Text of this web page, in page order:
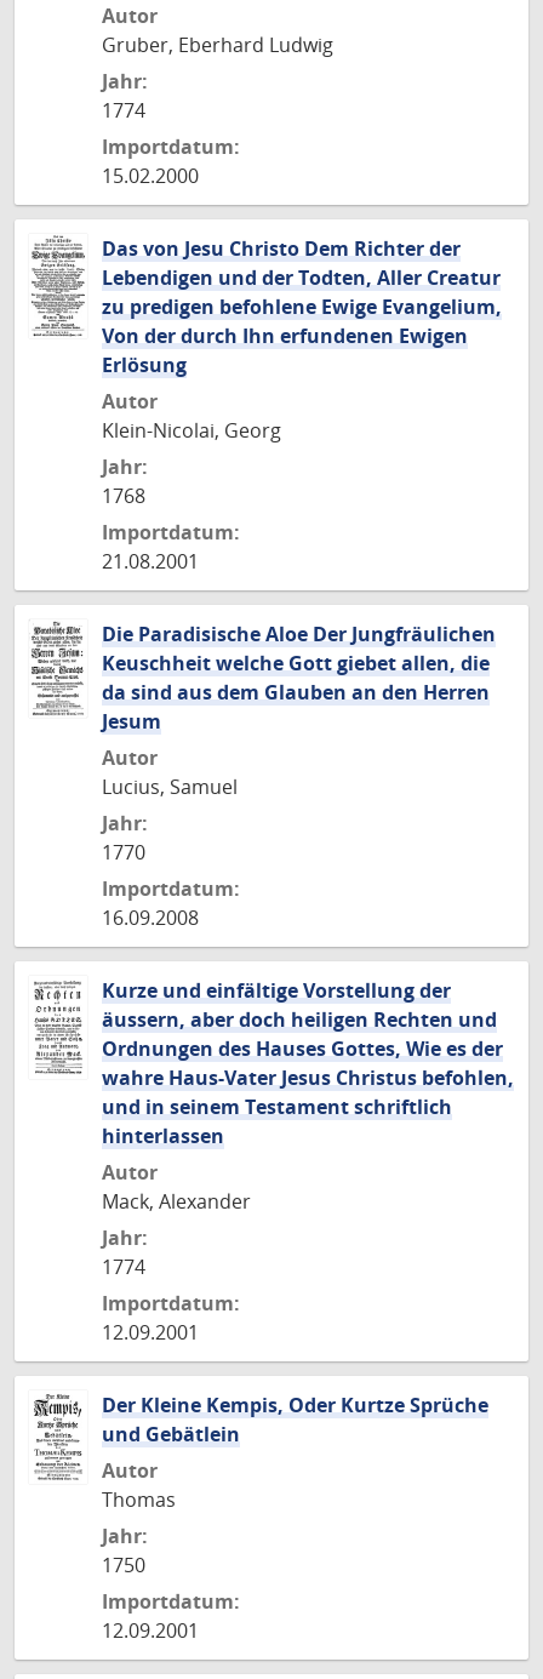
Autor
Gruber, Eberhard Ludwig
Jahr:
1774
Importdatum:
15.02.2000
Das von Jesu Christo Dem Richter der
Lebendigen und der Todten, Aller Creatur
zu predigen befohlene Ewige Evangelium,
Von der durch Ihn erfundenen Ewigen
Erlösung
Autor
Klein-Nicolai, Georg
Jahr:
1768
Importdatum:
21.08.2001
Die Paradisische Aloe Der Jungfräulichen
Keuschheit welche Gott giebet allen, die
da sind aus dem Glauben an den Herren
Jesum
Autor
Lucius, Samuel
Jahr:
1770
Importdatum:
16.09.2008
Kurze und einfältige Vorstellung der
äussern, aber doch heiligen Rechten und
Ordnungen des Hauses Gottes, Wie es der
wahre Haus-Vater Jesus Christus befohlen,
und in seinem Testament schriftlich
hinterlassen
Autor
Mack, Alexander
Jahr:
1774
Importdatum:
12.09.2001
Der Kleine Kempis, Oder Kurtze Sprüche
und Gebätlein
Autor
Thomas
Jahr:
1750
Importdatum:
12.09.2001